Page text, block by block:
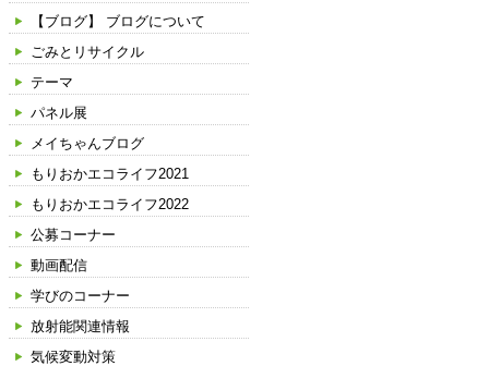
【ブログ】 ブログについて
ごみとリサイクル
テーマ
パネル展
メイちゃんブログ
もりおかエコライフ2021
もりおかエコライフ2022
公募コーナー
動画配信
学びのコーナー
放射能関連情報
気候変動対策